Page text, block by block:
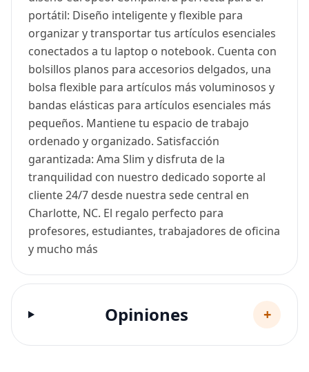
portátil: Diseño inteligente y flexible para
organizar y transportar tus artículos esenciales
conectados a tu laptop o notebook. Cuenta con
bolsillos planos para accesorios delgados, una
bolsa flexible para artículos más voluminosos y
bandas elásticas para artículos esenciales más
pequeños. Mantiene tu espacio de trabajo
ordenado y organizado. Satisfacción
garantizada: Ama Slim y disfruta de la
tranquilidad con nuestro dedicado soporte al
cliente 24/7 desde nuestra sede central en
Charlotte, NC. El regalo perfecto para
profesores, estudiantes, trabajadores de oficina
y mucho más
Opiniones +